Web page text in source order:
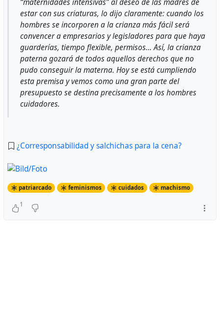
“maternidades intensivas” al deseo de las madres de
estar con sus criaturas, lo dijo claramente: cuando los
hombres se incorporen a la crianza más fácil será
convencer a empresarios y legisladores para que haya
guarderías, tiempo flexible, permisos… Así, la crianza
paterna gozará de todos aquellos derechos que no
pudo conseguir la materna. Hoy se está cumpliendo
esta premisa y vemos como una gran parte del
presupuesto se destina precisamente a los hombres
cuidadores.
¿Corresponsabilidad y salchichas para la cena?
patriarcado feminismos cuidados machismo
1